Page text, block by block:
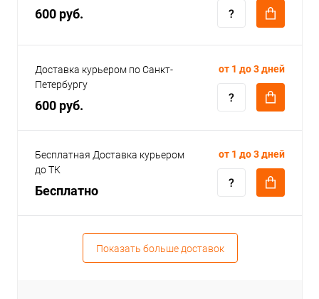
600 руб.
Доставка курьером по Санкт-
Петербургу
600 руб.
от 1 до 3 дней
Бесплатная Доставка курьером
до ТК
Бесплатно
от 1 до 3 дней
Показать больше доставок